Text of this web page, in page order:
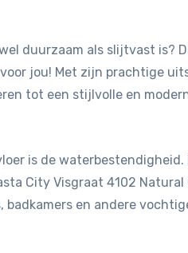
duurzaam als slijtvast is?
jou! Met zijn prachtige
tot een stijlvolle en
is de waterbestendigheid.
City Visgraat 4102
en andere